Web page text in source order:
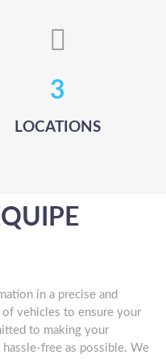
3
LOCATIONS
in a precise and
vehicles to ensure your
to making your
free as possible. We